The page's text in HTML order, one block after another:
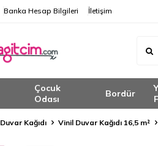
Banka Hesap Bilgileri İletişim
Çocuk
Odası
Bordür
Duvar Kağıdı Vinil Duvar Kağıdı 16,5 m²